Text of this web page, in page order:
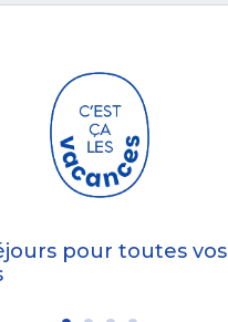
pour toutes vos